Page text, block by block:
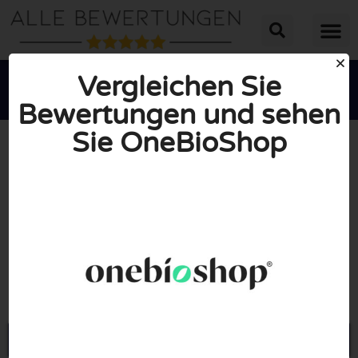
    
Vergleichen Sie
Bewertungen und sehen
Sie OneBioShop